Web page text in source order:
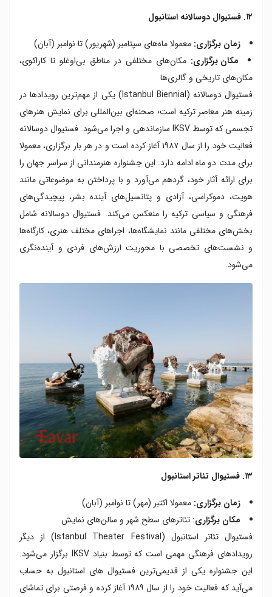
۱۲. فستیوال دوسالانه استانبول
زمان برگزاری: معمولا ماه‌های سپتامبر (شهریور)‌ تا نوامبر (آبان)
مکان برگزاری: مکان‌های مختلفی در مناطق بی‌اوغلو تا کاراکوی،
مکان‌های تاریخی و گالری‌ها
فستیوال دوسالانه (Istanbul Biennial) یکی از مهم‌ترین رویدادها در
زمینه هنر معاصر ترکیه است؛ صحنه‌ای بین‌المللی برای نمایش هنرهای
تجسمی که توسط IKSV سازماندهی و اجرا می‌شود. فستیوال دوسالانه
فعالیت خود را از سال ۱۹۸۷ آغاز کرده است و در هر بار برگزاری، معمولا
برای مدت دو ماه ادامه دارد. این جشنواره‌ هنرمندانی از سراسر جهان را
برای ارائه آثار خود، گردهم می‌آورد و با پرداختن به موضوعاتی مانند
هویت، دموکراسی، آزادی و پتانسیل‌های آینده بشر، پیچیدگی‌های
فرهنگی و سیاسی ترکیه را منعکس می‌کند. فستیوال دوسالانه شامل
بخش‌های مختلفی مانند نمایشگاه‌ها، اجراهای مختلف هنری، کارگاه‌ها
و نشست‌های تخصصی با محوریت ارزش‌های فردی و آینده‌نگری
می‌شود.
۱۳. فستیوال تئاتر استانبول
زمان برگزاری: معمولا اکتبر (مهر) تا نوامبر (آبان)
مکان برگزاری: تئاترهای سطح شهر و سالن‌های نمایش
فستیوال تئاتر استانبول (Istanbul Theater Festival) از دیگر
رویدادهای فرهنگی مهمی است که توسط بنیاد IKSV برگزار می‌شود.
این جشنواره یکی از قدیمی‌ترین فستیوال های استانبول به حساب
می‌آید که فعالیت خود را از سال ۱۹۸۹ آغاز کرده و فرصتی برای تماشای